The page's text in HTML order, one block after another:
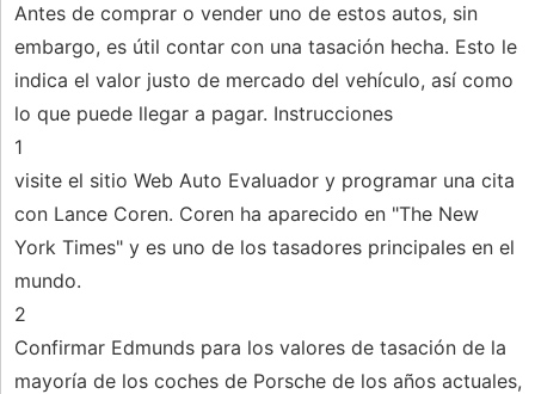
Antes de comprar o vender uno de estos autos, sin
embargo, es útil contar con una tasación hecha. Esto le
indica el valor justo de mercado del vehículo, así como
lo que puede llegar a pagar. Instrucciones
1
visite el sitio Web Auto Evaluador y programar una cita
con Lance Coren. Coren ha aparecido en "The New
York Times" y es uno de los tasadores principales en el
mundo.
2
Confirmar Edmunds para los valores de tasación de la
mayoría de los coches de Porsche de los años actuales,